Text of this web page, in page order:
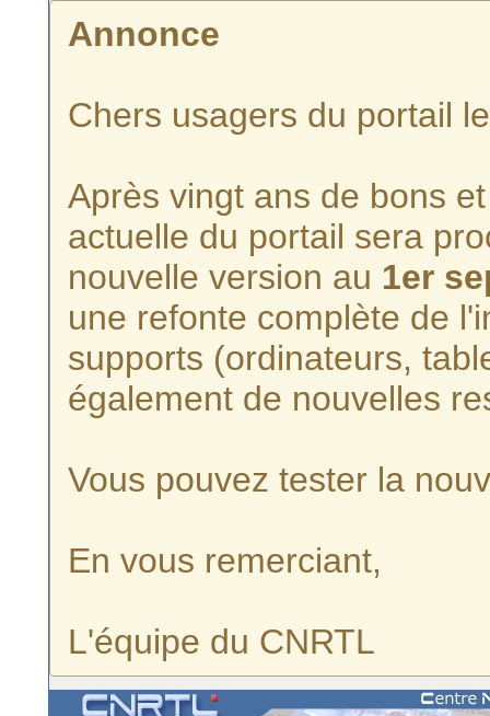
Annonce
Chers usagers du portail
Après vingt ans de bons
actuelle du portail sera
nouvelle version au 1er
une refonte complète de
supports (ordinateurs,
également de nouvelles
Vous pouvez tester la
En vous remerciant,
L'équipe du CNRTL